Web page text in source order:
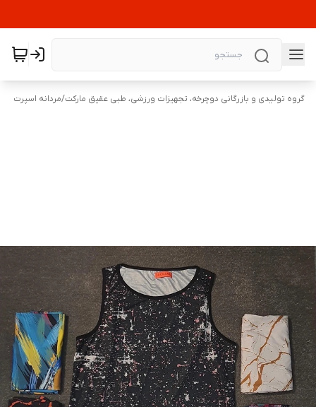
گروه تولیدی و بازرگانی دوچرخه، تجهیزات ورزشی، طبی عقیق مارکت/مردانه اسپرت